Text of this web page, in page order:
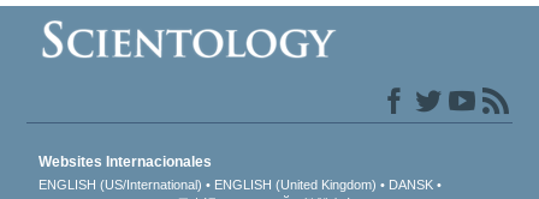
Websites Internacionales
ENGLISH (US/International) ENGLISH (United Kingdom)
DANSK